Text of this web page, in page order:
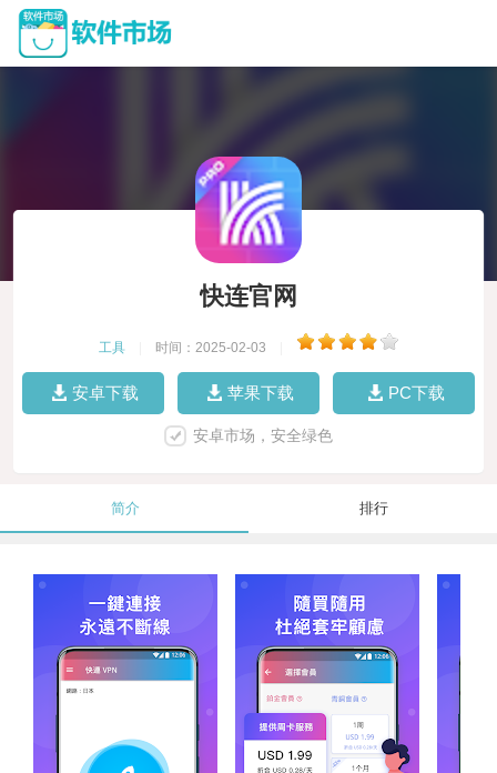
快连官网
工具 时间：2025-02-03
安卓下载 苹果下载 PC下载
安卓市场，安全绿色
简介 排行